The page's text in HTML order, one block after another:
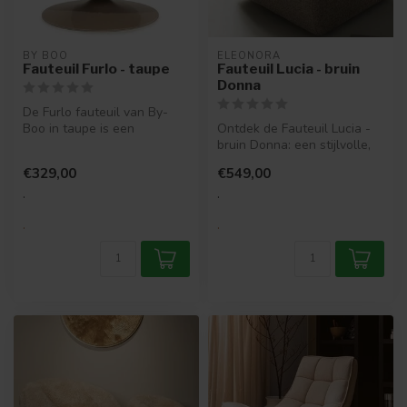
BY BOO
Fauteuil Furlo - taupe
De Furlo fauteuil van By-
Boo in taupe is een
€329,00
.
.
ELEONORA
Fauteuil Lucia - bruin
Donna
Ontdek de Fauteuil Lucia -
bruin Donna: een stijlvolle,
€549,00
.
.